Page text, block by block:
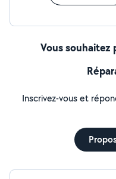
Vous souhaitez
Inscrivez-vous et